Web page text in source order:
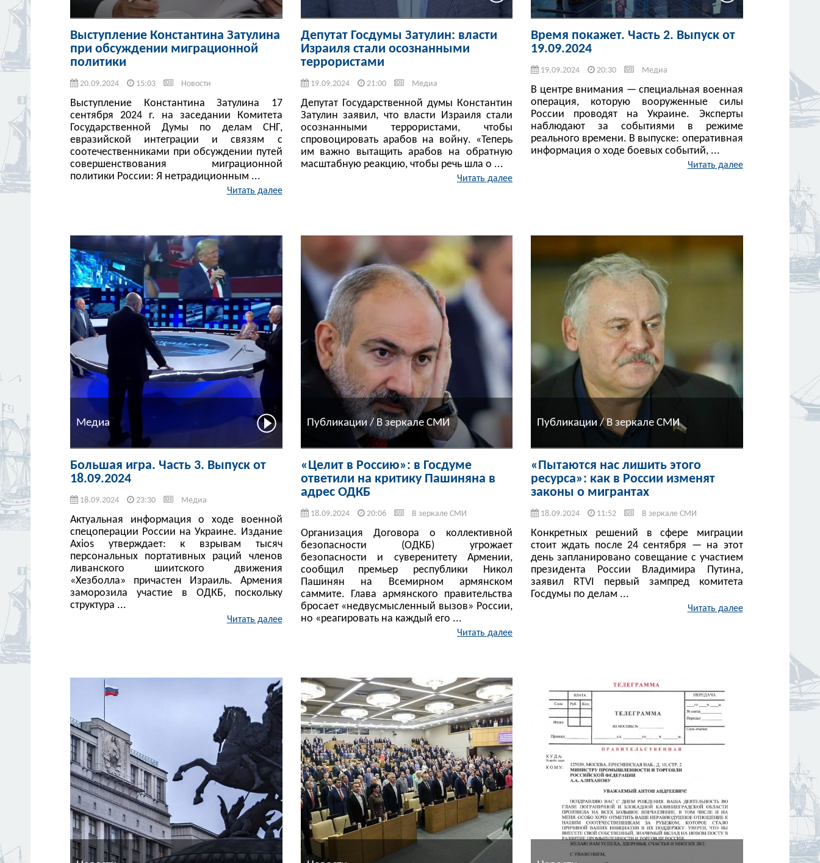
Выступление Константина Затулина
при обсуждении миграционной
политики
20.09.2024 15:03 Новости
Выступление Константина Затулина 17
сентября 2024 г. на заседании Комитета
Государственной Думы по делам СНГ,
евразийской интеграции и связям с
соотечественниками при обсуждении путей
совершенствования миграционной
политики России: Я нетрадиционным ...
Читать далее
Депутат Госдумы Затулин: власти
Израиля стали осознанными
террористами
19.09.2024 21:00 Медиа
Депутат Государственной думы Константин
Затулин заявил, что власти Израиля стали
осознанными террористами, чтобы
спровоцировать арабов на войну. «Теперь
им важно вытащить арабов на обратную
масштабную реакцию, чтобы речь шла о ...
Читать далее
Время покажет. Часть 2. Выпуск от
19.09.2024
19.09.2024 20:30 Медиа
В центре внимания — специальная военная
операция, которую вооруженные силы
России проводят на Украине. Эксперты
наблюдают за событиями в режиме
реального времени. В выпуске: оперативная
информация о ходе боевых событий, ...
Читать далее
Медиа
Большая игра. Часть 3. Выпуск от
18.09.2024
18.09.2024 23:30 Медиа
Актуальная информация о ходе военной
спецоперации России на Украине. Издание
Axios утверждает: к взрывам тысяч
персональных портативных раций членов
ливанского шиитского движения
«Хезболла» причастен Израиль. Армения
заморозила участие в ОДКБ, поскольку
структура ...
Читать далее
Публикации / В зеркале СМИ
«Целит в Россию»: в Госдуме
ответили на критику Пашиняна в
адрес ОДКБ
18.09.2024 20:06 В зеркале СМИ
Организация Договора о коллективной
безопасности (ОДКБ) угрожает
безопасности и суверенитету Армении,
сообщил премьер республики Никол
Пашинян на Всемирном армянском
саммите. Глава армянского правительства
бросает «недвусмысленный вызов» России,
но «реагировать на каждый его ...
Читать далее
Публикации / В зеркале СМИ
«Пытаются нас лишить этого
ресурса»: как в России изменят
законы о мигрантах
18.09.2024 11:52 В зеркале СМИ
Конкретных решений в сфере миграции
стоит ждать после 24 сентября — на этот
день запланировано совещание с участием
президента России Владимира Путина,
заявил RTVI первый зампред комитета
Госдумы по делам ...
Читать далее